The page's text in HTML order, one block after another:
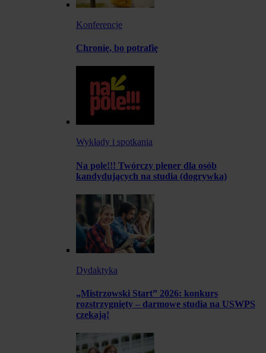
Konferencje
Chronię, bo potrafię
Wykłady i spotkania
Na pole!!! Twórczy plener dla osób
kandydujących na studia (dogrywka)
Dydaktyka
„Mistrzowski Start” 2026: konkurs
rozstrzygnięty – darmowe studia na USWPS
czekają!